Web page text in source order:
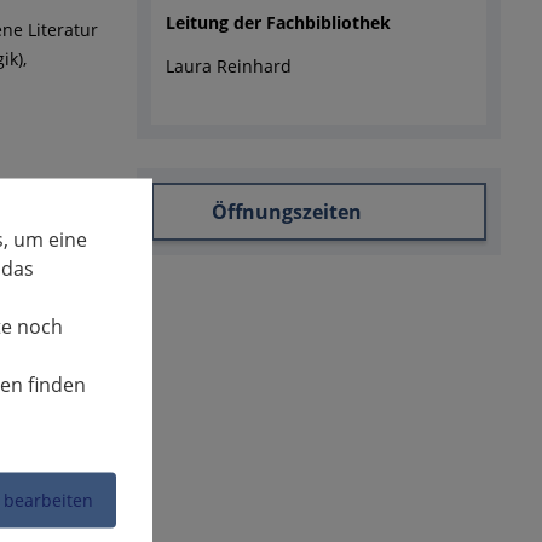
Literatur
und
Leitung der Fachbibliothek
Laura Reinhard
Öffnungszeiten
um eine
noch
finden